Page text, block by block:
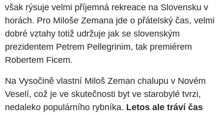
však rýsuje velmi příjemná rekreace na Slovensku v
horách. Pro Miloše Zemana jde o přátelský čas, velmi
dobré vztahy totiž udržuje jak se slovenským
prezidentem Petrem Pellegrinim, tak premiérem
Robertem Ficem.
Na Vysočině vlastní Miloš Zeman chalupu v Novém
Veselí, což je ve skutečnosti byt ve starobylé tvrzi,
nedaleko populárního rybníka. Letos ale tráví čas